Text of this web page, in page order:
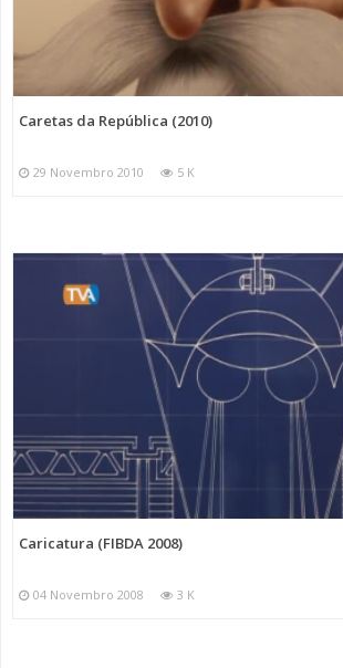
Caretas da República (2010)
29 Novembro 2010 5 K
Caricatura (FIBDA 2008)
04 Novembro 2008 3 K